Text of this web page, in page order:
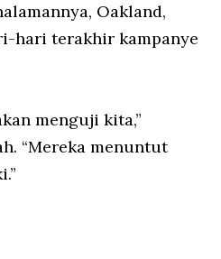
Oakland,
hari terakhir kampanye
menguji kita,”
“Mereka menuntut